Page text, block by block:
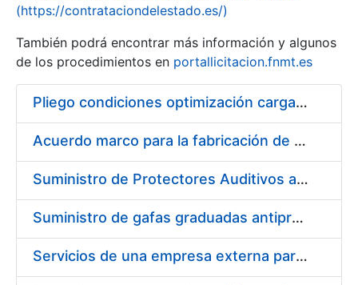
Show/Hide
(https://contrataciondelestado.es/)
También podrá encontrar más información y algunos
de los procedimientos en portallicitacion.fnmt.es
Pliego condiciones optimización cargas compras firmado
Acuerdo marco para la fabricación de piezas
Suministro de Protectores Auditivos a medida para las personas trabajadoras de los Centros de Trabajo de Madrid y Burgos
Suministro de gafas graduadas antiproyecciones para los trabajadores de la FNMT-RCM en los centros de trabajo de Madrid y Burgos
Servicios de una empresa externa para el asesoramiento y resolución de los recursos de alzada que se presentan relacionados con procesos de selección para la FNMT-RCM